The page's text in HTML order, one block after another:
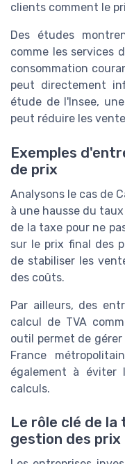
clients comment le
Des études
comme les services
consommation
peut directement
étude de l'Insee,
peut réduire les
Exemples
de prix
Analysons le cas de
à une hausse du
de la taxe pour ne
sur le prix final des
de stabiliser les
des coûts.
Par ailleurs, des
calcul de TVA
outil permet de
France
également à éviter
calculs.
Le rôle clé de la
gestion des prix